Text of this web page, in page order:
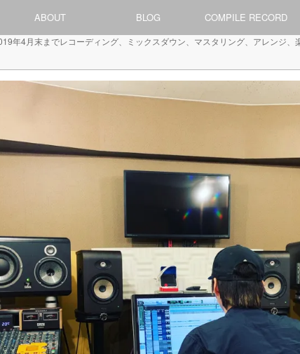
ABOUT BLOG COMPILE RECORD
年4月末までレコーディング、ミックスダウン、マスタリング、アレンジ、